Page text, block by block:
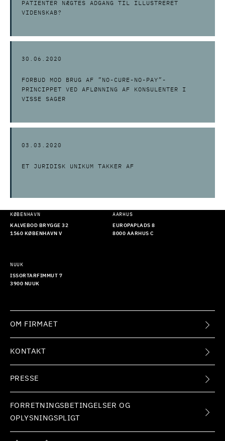
PATIENTER NÆGTES ADGANG TIL ILLUSTRERET
VIDENSKAB?
30.06.2020
FORBUD MOD BRUG AF ”NO-CURE-NO-PAY”-
PRINCIPPET VED AFLØNNING AF KONSULENTER I
VISSE SAGER
03.03.2020
ET JURIDISK UNIKUM TAKKER AF
KØBENHAVN
KALVEBOD BRYGGE 32
1560 KØBENHAVN V
AARHUS
EUROPAPLADS 8
8000 AARHUS C
NUUK
ISSORTARFIMMUT 7
3900 NUUK
OM FIRMAET
KONTAKT
PRESSE
FORRETNINGSBETINGELSER OG
OPLYSNINGSPLIGT